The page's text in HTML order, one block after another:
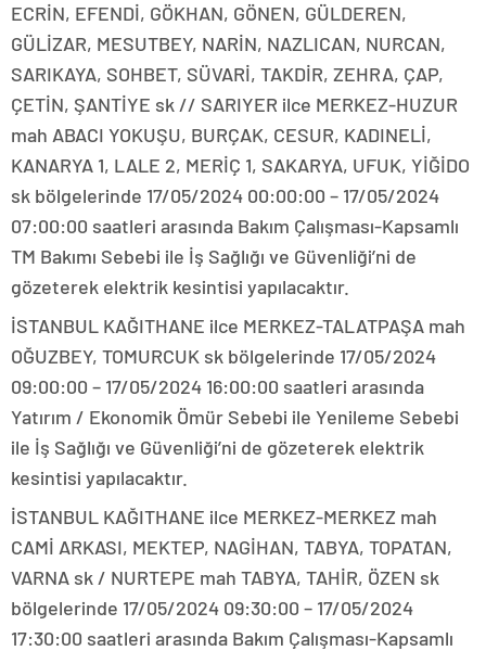
ECRİN, EFENDİ, GÖKHAN, GÖNEN, GÜLDEREN,
GÜLİZAR, MESUTBEY, NARİN, NAZLICAN, NURCAN,
SARIKAYA, SOHBET, SÜVARİ, TAKDİR, ZEHRA, ÇAP,
ÇETİN, ŞANTİYE sk // SARIYER ilce MERKEZ-HUZUR
mah ABACI YOKUŞU, BURÇAK, CESUR, KADINELİ,
KANARYA 1, LALE 2, MERİÇ 1, SAKARYA, UFUK, YİĞİDO
sk bölgelerinde 17/05/2024 00:00:00 – 17/05/2024
07:00:00 saatleri arasında Bakım Çalışması-Kapsamlı
TM Bakımı Sebebi ile İş Sağlığı ve Güvenliği’ni de
gözeterek elektrik kesintisi yapılacaktır.
İSTANBUL KAĞITHANE ilce MERKEZ-TALATPAŞA mah
OĞUZBEY, TOMURCUK sk bölgelerinde 17/05/2024
09:00:00 – 17/05/2024 16:00:00 saatleri arasında
Yatırım / Ekonomik Ömür Sebebi ile Yenileme Sebebi
ile İş Sağlığı ve Güvenliği’ni de gözeterek elektrik
kesintisi yapılacaktır.
İSTANBUL KAĞITHANE ilce MERKEZ-MERKEZ mah
CAMİ ARKASI, MEKTEP, NAGİHAN, TABYA, TOPATAN,
VARNA sk / NURTEPE mah TABYA, TAHİR, ÖZEN sk
bölgelerinde 17/05/2024 09:30:00 – 17/05/2024
17:30:00 saatleri arasında Bakım Çalışması-Kapsamlı